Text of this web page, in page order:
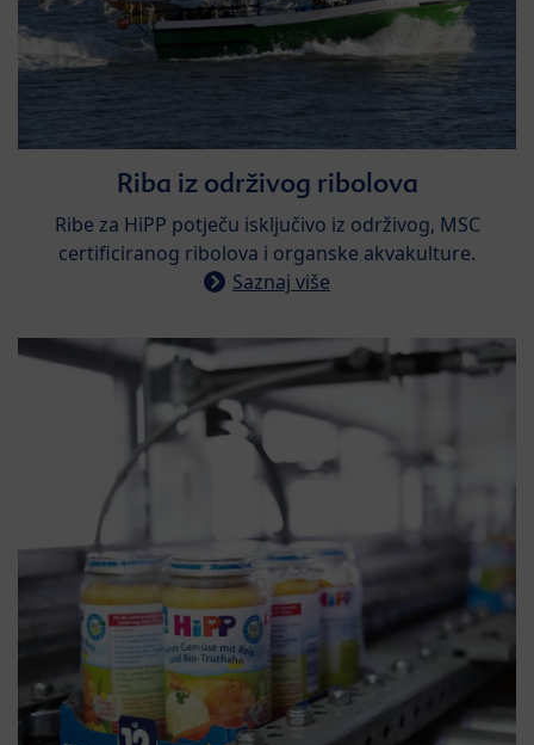
​Riba iz održivog ribolova
​Ribe za HiPP potječu isključivo iz održivog, MSC
certificiranog ribolova i organske akvakulture.
Saznaj više